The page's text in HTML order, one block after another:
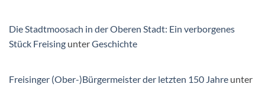
Die Stadtmoosach in der Oberen Stadt: Ein verborgenes
Stück Freising unterGeschichte
Freisinger (Ober-)Bürgermeister der letzten 150 Jahre unter